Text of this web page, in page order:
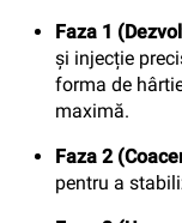
Faza 1
și injecție
forma de
maximă.
Faza 2
pentru a